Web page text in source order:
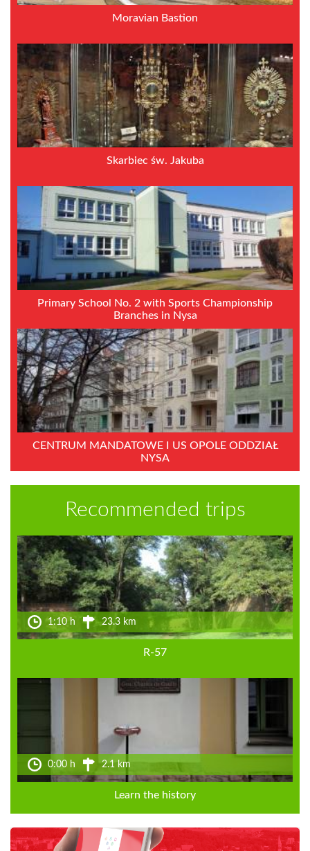
Moravian Bastion
Skarbiec św. Jakuba
Primary School No. 2 with Sports Championship
Branches in Nysa
CENTRUM MANDATOWE I US OPOLE ODDZIAŁ
NYSA
Recommended trips
1:10 h 23.3 km
R-57
0:00 h 2.1 km
Learn the history